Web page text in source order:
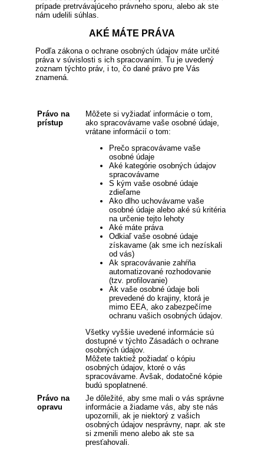
prípade pretrvávajúceho právneho sporu, alebo ak ste
nám udelili súhlas.
AKÉ MÁTE PRÁVA
Podľa zákona o ochrane osobných údajov máte určité
práva v súvislosti s ich spracovaním. Tu je uvedený
zoznam týchto práv, i to, čo dané právo pre Vás
znamená.
Právo na
prístup
Môžete si vyžiadať informácie o tom,
ako spracovávame vaše osobné údaje,
vrátane informácií o tom:
Prečo spracovávame vaše
osobné údaje
Aké kategórie osobných údajov
spracovávame
S kým vaše osobné údaje
zdieľame
Ako dlho uchovávame vaše
osobné údaje alebo aké sú kritéria
na určenie tejto lehoty
Aké máte práva
Odkiaľ vaše osobné údaje
získavame (ak sme ich nezískali
od vás)
Ak spracovávanie zahŕňa
automatizované rozhodovanie
(tzv. profilovanie)
Ak vaše osobné údaje boli
prevedené do krajiny, ktorá je
mimo EEA, ako zabezpečíme
ochranu vašich osobných údajov.
Všetky vyššie uvedené informácie sú
dostupné v týchto Zásadách o ochrane
osobných údajov.
Môžete taktiež požiadať o kópiu
osobných údajov, ktoré o vás
spracovávame. Avšak, dodatočné kópie
budú spoplatnené.
Právo na
opravu
Je dôležité, aby sme mali o vás správne
informácie a žiadame vás, aby ste nás
upozornili, ak je niektorý z vašich
osobných údajov nesprávny, napr. ak ste
si zmenili meno alebo ak ste sa
presťahovali.